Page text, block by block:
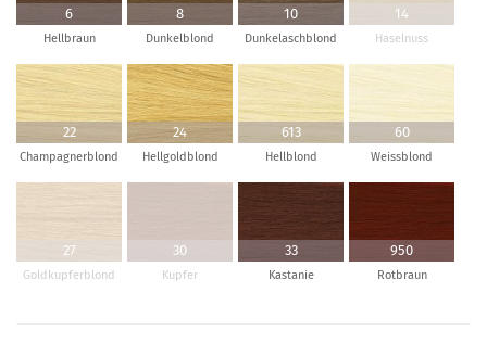
6
Hellbraun
8
Dunkelblond
10
Dunkelaschblond
14
Haselnuss
22
Champagnerblond
24
Hellgoldblond
613
Hellblond
60
Weissblond
27
Goldkupferblond
30
Kupfer
33
Kastanie
950
Rotbraun